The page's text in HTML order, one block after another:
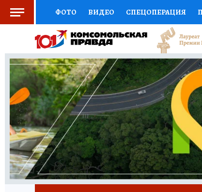
ФОТО ВИДЕО СПЕЦОПЕРАЦИЯ
СОЦПОДДЕРЖКА НАУКА СПОРТ
ВЫБОР ЭКСПЕРТОВ ДОКТОР
КНИЖНАЯ ПОЛКА ПРОГНОЗЫ НА
ПРЕСС-ЦЕНТР НЕДВИЖИМОСТЬ
РАДИО КП РЕКЛАМА ТЕСТЫ